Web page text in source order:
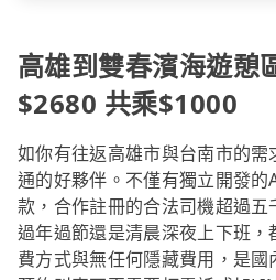
高雄到雙春濱海遊憩
$2680 共乘$1000
如你有往返高雄市與台南市的
通的好夥伴。不僅有獨立開發
款，合作註冊的合法司機超過
過年過節還是清晨深夜上下班
費方式與無任何隱藏費用，是